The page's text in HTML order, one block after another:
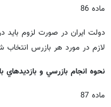
ماده 86
دولت ايران در صورت لزوم
لازم در مورد هر بازرس انتخاب
نحوه انجام بازرسي و بازديدهاي
ماده 87